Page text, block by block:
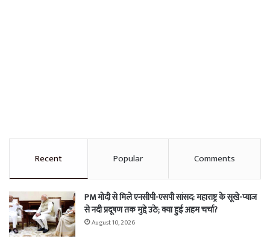
Recent Popular Comments
PM मोदी से मिले एनसीपी-एसपी सांसद: महाराष्ट्र के सूखे-प्याज
से नदी प्रदूषण तक मुद्दे उठे; क्या हुई अहम चर्चा?
August 10, 2026